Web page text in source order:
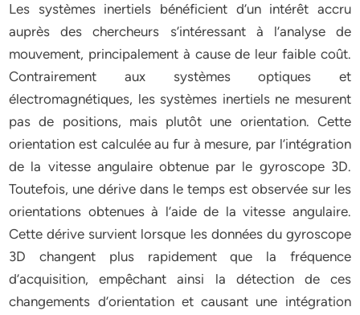
Les systèmes inertiels bénéficient d’un intérêt accru
auprès des chercheurs s’intéressant à l’analyse de
mouvement, principalement à cause de leur faible coût.
Contrairement aux systèmes optiques et
électromagnétiques, les systèmes inertiels ne mesurent
pas de positions, mais plutôt une orientation. Cette
orientation est calculée au fur à mesure, par l’intégration
de la vitesse angulaire obtenue par le gyroscope 3D.
Toutefois, une dérive dans le temps est observée sur les
orientations obtenues à l’aide de la vitesse angulaire.
Cette dérive survient lorsque les données du gyroscope
3D changent plus rapidement que la fréquence
d’acquisition, empêchant ainsi la détection de ces
changements d’orientation et causant une intégration